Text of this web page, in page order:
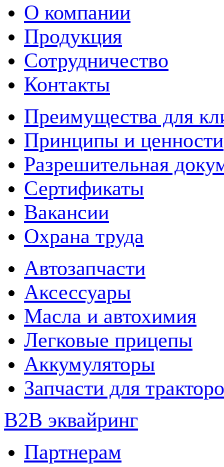
О компании
Продукция
Сотрудничество
Контакты
Преимущества для
Принципы и ценности
Разрешительная
Сертификаты
Вакансии
Охрана труда
Автозапчасти
Аксессуары
Масла и автохимия
Легковые прицепы
Аккумуляторы
Запчасти для
B2B эквайринг
Партнерам